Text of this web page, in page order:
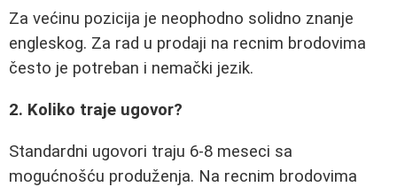
Za većinu pozicija je neophodno solidno znanje
engleskog. Za rad u prodaji na recnim brodovima
često je potreban i nemački jezik.
2. Koliko traje ugovor?
Standardni ugovori traju 6-8 meseci sa
mogućnošću produženja. Na recnim brodovima